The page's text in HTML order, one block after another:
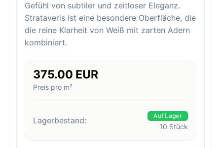
Gefühl von subtiler und zeitloser Eleganz.
Strataveris ist eine besondere Oberfläche, die
die reine Klarheit von Weiß mit zarten Adern
kombiniert.
375.00 EUR
Preis pro m²
Lagerbestand: Auf Lager
10 Stück